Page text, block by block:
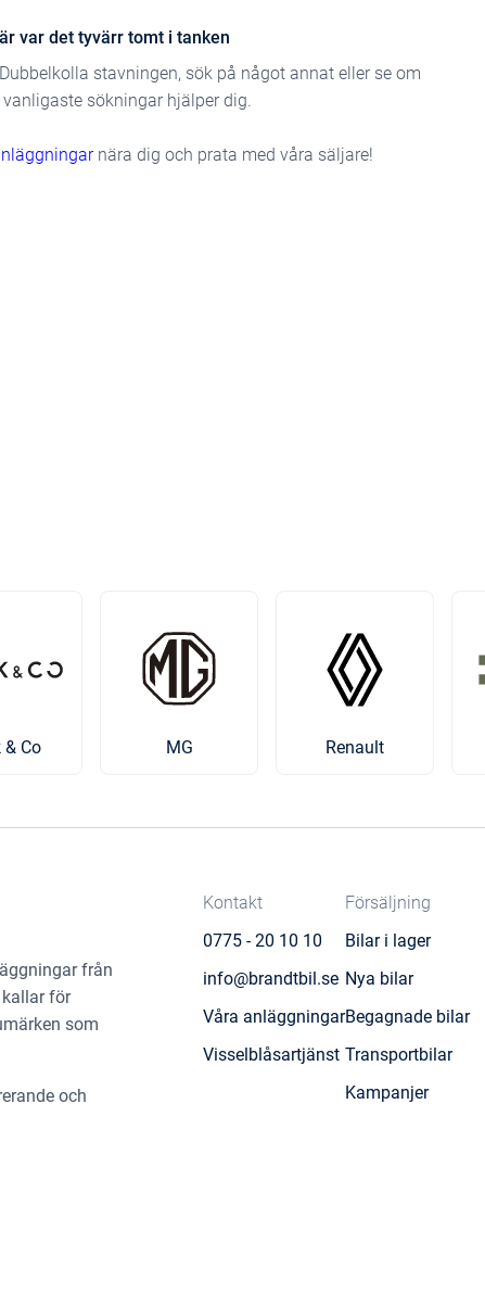
var det tyvärr tomt i tanken
stavningen, sök på något annat eller se om
sökningar hjälper dig.
nära dig och prata med våra säljare!
& Co MG Renault
från
för
som
och
Kontakt
0775 - 20 10 10
info@brandtbil.se
Våra anläggningar
Visselblåsartjänst
Försäljning
Bilar i lager
Nya bilar
Begagnade bilar
Transportbilar
Kampanjer